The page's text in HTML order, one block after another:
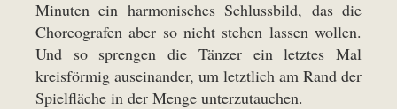
Minuten ein harmonisches Schlussbild, das die
Choreografen aber so nicht stehen lassen wollen.
Und so sprengen die Tänzer ein letztes Mal
kreisförmig auseinander, um letztlich am Rand der
Spielfläche in der Menge unterzutauchen.